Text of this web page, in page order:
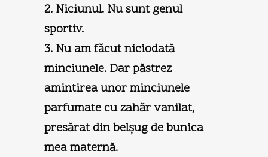
2. Niciunul. Nu sunt genul
sportiv.
3. Nu am făcut niciodată
minciunele. Dar păstrez
amintirea unor minciunele
parfumate cu zahăr vanilat,
presărat din belşug de bunica
mea maternă.